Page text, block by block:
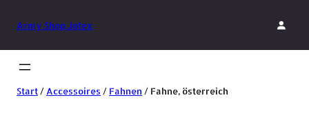
Army Shop Jotex
Start/ Accessoires / Fahnen / Fahne, österreich